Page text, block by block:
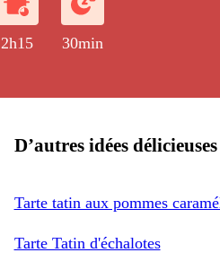
2h15 30min
D’autres idées délicieuses
Tarte tatin aux pommes
Tarte Tatin d'échalotes